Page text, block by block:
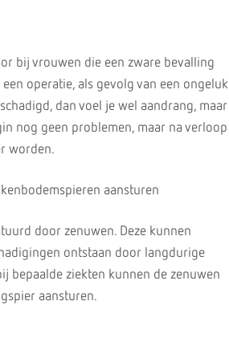
bij vrouwen die een zware bevalling
operatie, als gevolg van een ongeluk
dan voel je wel aandrang, maar
nog geen problemen, maar na verloop
worden.
aansturen
door zenuwen. Deze kunnen
ontstaan door langdurige
bepaalde ziekten kunnen de zenuwen
aansturen.